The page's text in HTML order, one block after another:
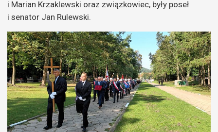
i Marian Krzaklewski oraz związkowiec, były poseł
i senator Jan Rulewski.